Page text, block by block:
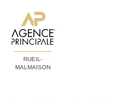
RUEIL-
MALMAISON